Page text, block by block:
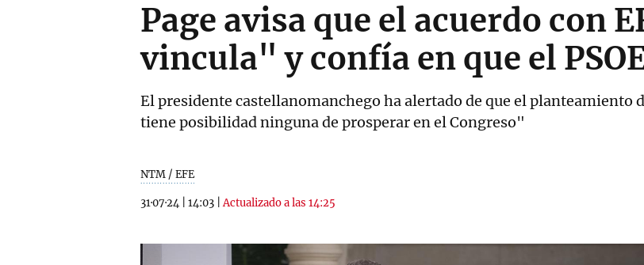
Page avisa que el acuerdo con
vincula" y confía en que el
El presidente castellanomanchego ha alertado de que el planteamiento
tiene posibilidad ninguna de prosperar en el Congreso"
NTM / EFE
31·07·24 14:03 |Actualizado a las 14:25